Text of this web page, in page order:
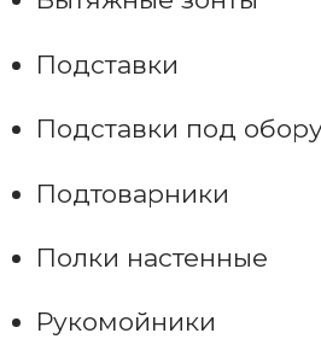
Подставки
Подставки под
Подтоварники
Полки настенные
Рукомойники